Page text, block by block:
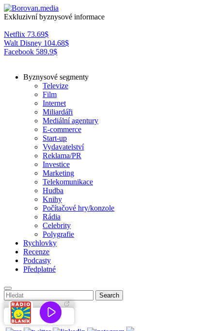
Exkluzivní byznysové informace
Netflix 73.69$
Walt Disney 104.68$
Facebook 589.9$
Byznysové segmenty
Televize
Film
Internet
Miliardáři
Mediální agentury
E-commerce
Start-up
Vydavatelství
Reklama/PR
Investice
Marketing
Telekomunikace
Hudba
Knihy
Počítačové hry/konzole
Rádia
Celebrity
Polygrafie
Rychlovky
Recenze
Podcasty
Předplatné